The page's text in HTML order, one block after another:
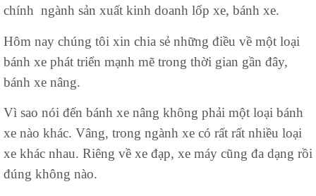
chính ngành sản xuất kinh doanh lốp xe, bánh xe.
Hôm nay chúng tôi xin chia sẻ những điều về một loại
bánh xe phát triển mạnh mẽ trong thời gian gần đây,
bánh xe nâng.
Vì sao nói đến bánh xe nâng không phải một loại bánh
xe nào khác. Vâng, trong ngành xe có rất rất nhiều loại
xe khác nhau. Riêng về xe đạp, xe máy cũng đa dạng rồi
đúng không nào.